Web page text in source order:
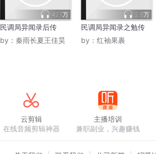
42.1万
民调局异闻录后传
by： 秦雨长夏王佳昊
2.8万
民调局异闻录之勉传
by： 红袖果裹
云剪辑
在线音频剪辑神器
主播培训
兼职副业，兴趣赚钱